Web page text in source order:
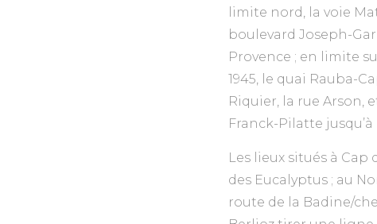
limite nord, la voie
boulevard Joseph-
Provence ; en limite
1945, le quai Rauba-
Riquier, la rue Arson,
Franck-Pilatte jusqu’à
Les lieux situés à Cap
des Eucalyptus ; au
route de la Badine/